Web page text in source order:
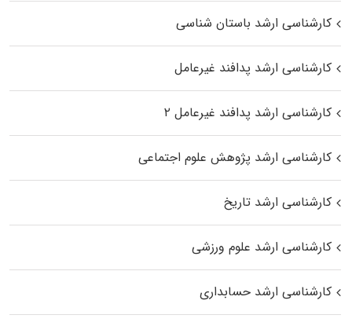
کارشناسی ارشد باستان شناسی
کارشناسی ارشد پدافند غیرعامل
کارشناسی ارشد پدافند غیرعامل ۲
کارشناسی ارشد پژوهش علوم اجتماعی
کارشناسی ارشد تاریخ
کارشناسی ارشد علوم ورزشی
کارشناسی ارشد حسابداری